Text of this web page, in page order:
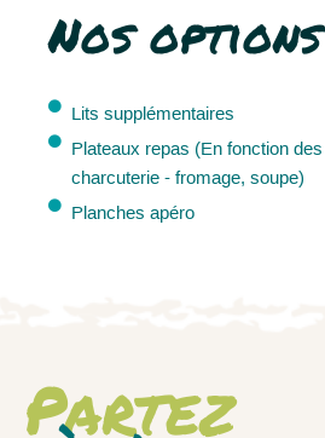
Nos options
Lits supplémentaires
Plateaux repas (En fonction
charcuterie - fromage, soupe)
Planches apéro
Partez